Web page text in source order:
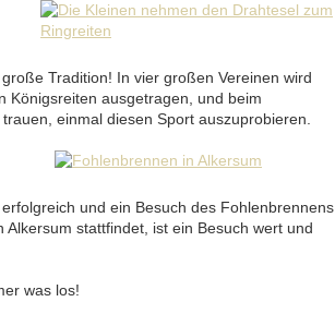
Tradition! In vier großen Vereinen wird
Königsreiten ausgetragen, und beim
einmal diesen Sport auszuprobieren.
und ein Besuch des Fohlenbrennens
stattfindet, ist ein Besuch wert und
was los!